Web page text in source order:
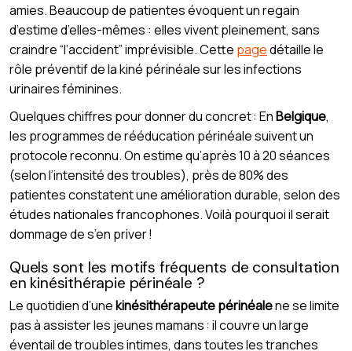
amies. Beaucoup de patientes évoquent un regain
d’estime d’elles-mêmes : elles vivent pleinement, sans
craindre “l’accident” imprévisible. Cette pagedétaille le
rôle préventif de la kiné périnéale sur les infections
urinaires féminines.
Quelques chiffres pour donner du concret : EnBelgique,
les programmes de rééducation périnéale suivent un
protocole reconnu. On estime qu’après 10 à 20 séances
(selon l’intensité des troubles), près de 80% des
patientes constatent une amélioration durable, selon des
études nationales francophones. Voilà pourquoi il serait
dommage de s’en priver !
Quels sont les motifs fréquents de consultation
en kinésithérapie périnéale ?
Le quotidien d’unekinésithérapeute périnéalene se limite
pas à assister les jeunes mamans : il couvre un large
éventail de troubles intimes, dans toutes les tranches